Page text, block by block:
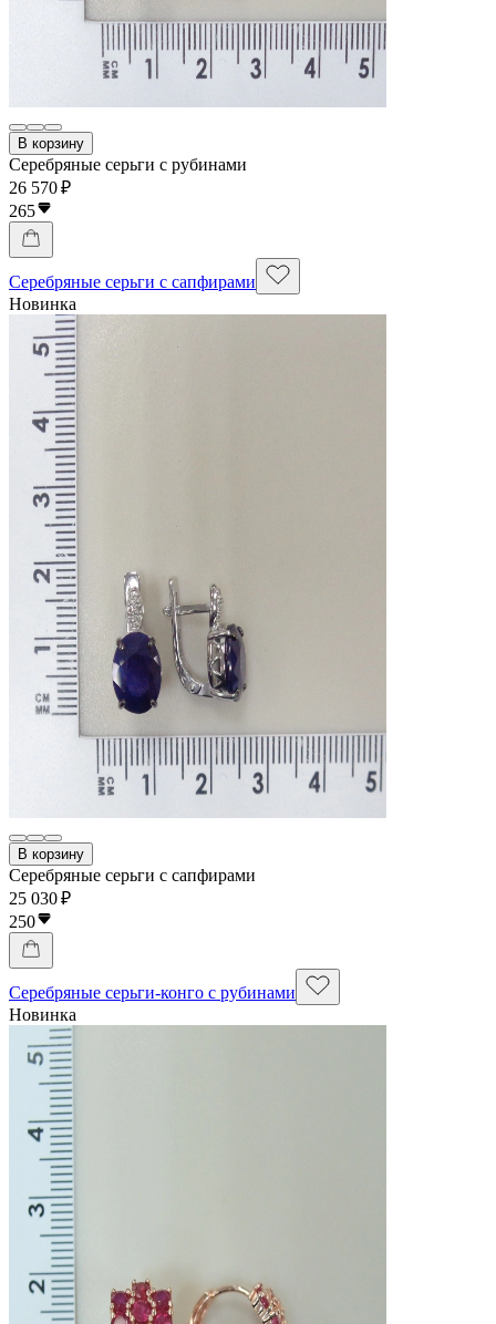
В корзину
Серебряные серьги с рубинами
26 570 ₽
265
Серебряные серьги с сапфирами
Новинка
В корзину
Серебряные серьги с сапфирами
25 030 ₽
250
Серебряные серьги-конго с рубинами
Новинка